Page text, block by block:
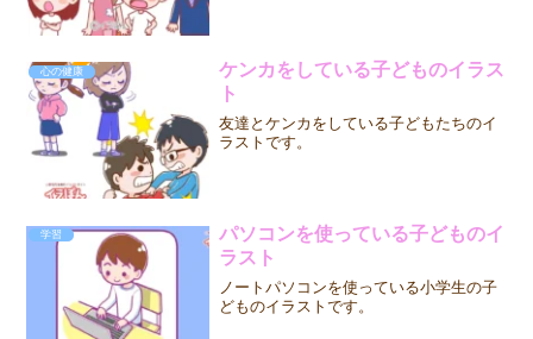
心の健康
ケンカをしている子どものイラス
ト
友達とケンカをしている子どもたちのイ
ラストです。
学習
パソコンを使っている子どものイ
ラスト
ノートパソコンを使っている小学生の子
どものイラストです。